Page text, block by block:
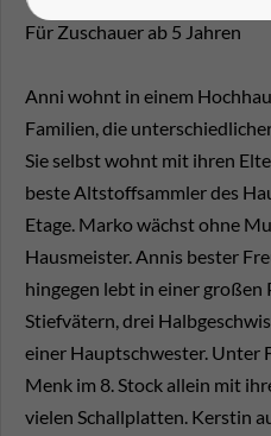
Für Zuschauer ab 5 Jahren
Anni wohnt in einem
Familien, die
Sie selbst wohnt mit ihren
beste Altstoffsammler des
Etage. Marko wächst ohne
Hausmeister. Annis bester
hingegen lebt in einer
Stiefvätern, drei
einer Hauptschwester. Unter
Menk im 8. Stock allein mit
vielen Schallplatten. Kerstin